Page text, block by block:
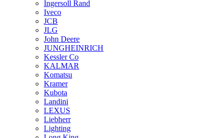
Ingersoll Rand
Iveco
JCB
JLG
John Deere
JUNGHEINRICH
Kessler Co
KALMAR
Komatsu
Kramer
Kubota
Landini
LEXUS
Liebherr
Lighting